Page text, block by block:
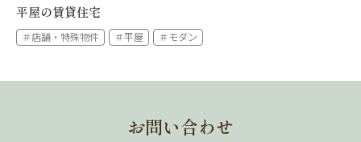
平屋の賃貸住宅
＃店舗・特殊物件 ＃平屋 ＃モダン
お問い合わせ